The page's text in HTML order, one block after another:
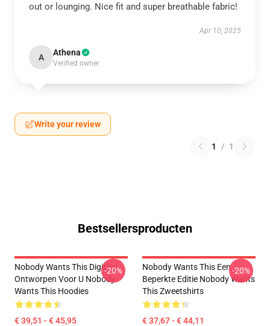
out or lounging. Nice fit and super breathable fabric!
Apr 10, 2025
A Athena
Verified owner
Write your review
1 / 1
Bestsellersproducten
Nobody Wants This Digitaal
Ontworpen Voor U Nobody
Wants This Hoodies
€ 39,51 - € 45,95
-20%
Nobody Wants This Een
Beperkte Editie Nobody Wants
This Zweetshirts
€ 37,67 - € 44,11
-20%